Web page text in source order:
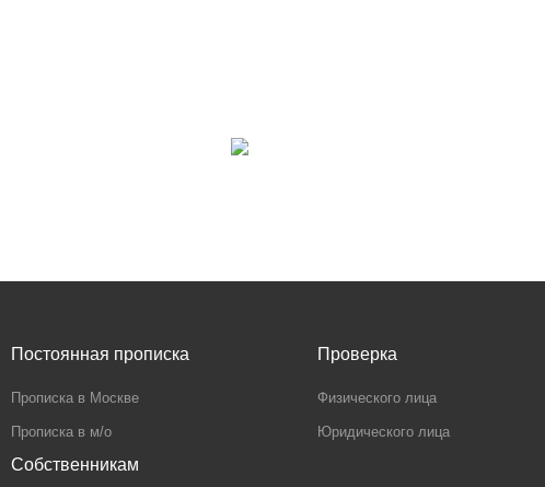
Постоянная прописка
Прописка в Москве
Прописка в м/о
Собственникам
Проверка
Физического лица
Юридического лица